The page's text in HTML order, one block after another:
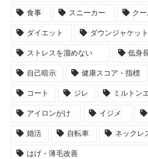
食事 スニーカー ク
ダイエット ダウンジャケット
ストレスを溜めない 低身
自己暗示 健康スコア・指標
コート ジレ ミルトン
アイロンがけ イジメ
婚活 自転車 ネックレ
はげ・薄毛改善